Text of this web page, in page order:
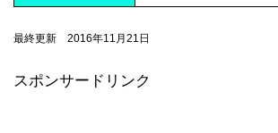
最終更新 2016年11月21日
スポンサードリンク